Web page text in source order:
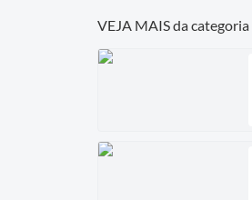
VEJA MAIS da categoria